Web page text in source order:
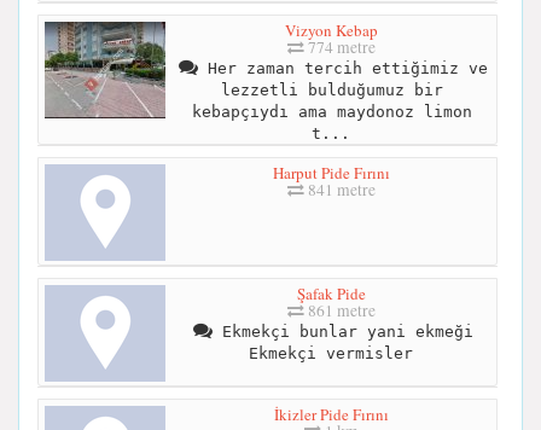
Vizyon Kebap
774 metre
Her zaman tercih ettiğimiz ve
lezzetli bulduğumuz bir
kebapçıydı ama maydonoz limon
t...
Harput Pide Fırını
841 metre
Şafak Pide
861 metre
Ekmekçi bunlar yani ekmeği
Ekmekçi vermisler
İkizler Pide Fırını